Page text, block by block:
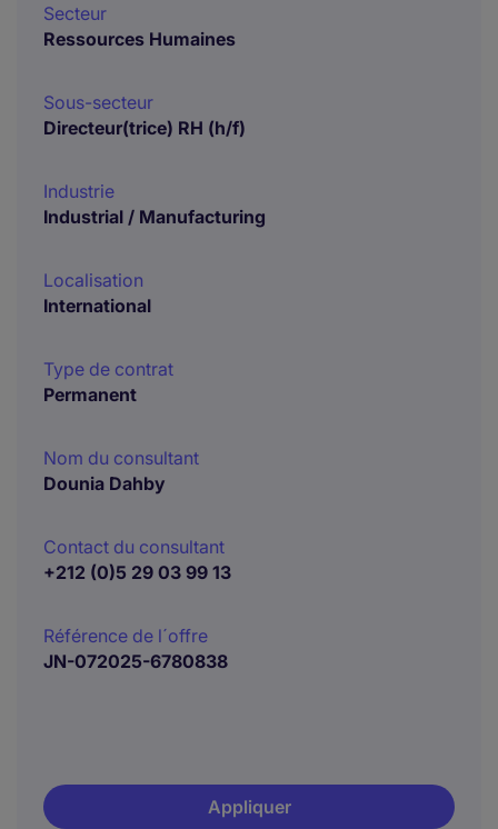
Secteur
Ressources Humaines
Sous-secteur
Directeur(trice) RH (h/f)
Industrie
Industrial / Manufacturing
Localisation
International
Type de contrat
Permanent
Nom du consultant
Dounia Dahby
Contact du consultant
+212 (0)5 29 03 99 13
Référence de l´offre
JN-072025-6780838
Appliquer